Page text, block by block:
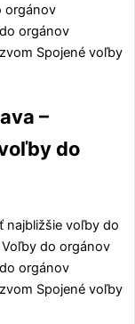
orgánov
orgánov
Spojené voľby
–
do
najbližšie voľby do
do orgánov
orgánov
Spojené voľby